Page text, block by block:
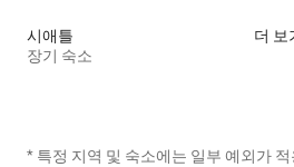
시애틀
장기 숙소
더 보
* 특정 지역 및 숙소에는 일부 예외가